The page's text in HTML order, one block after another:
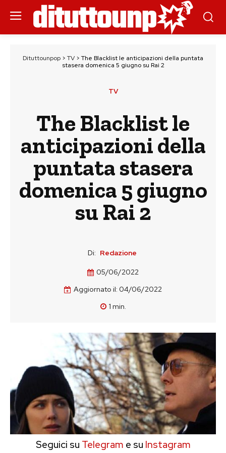
Dituttounpop > TV > The Blacklist le anticipazioni della puntata
stasera domenica 5 giugno su Rai 2
TV
The Blacklist le
anticipazioni della
puntata stasera
domenica 5 giugno
su Rai 2
Di: Redazione
05/06/2022
Aggiornato il: 04/06/2022
1 min.
Seguici su Telegram e su Instagram